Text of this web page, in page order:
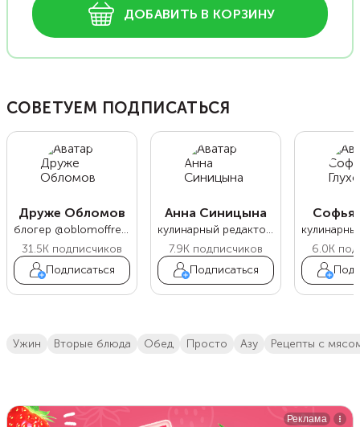
ДОБАВИТЬ В КОРЗИНУ
СОВЕТУЕМ ПОДПИСАТЬСЯ
Друже Обломов
блогер @oblomoffrecipe
31.5K подписчиков
Подписаться
Анна Синицына
кулинарный редактор Food.ru
7.9K подписчиков
Подписаться
Софья
6.0K
ужин вторые блюда обед просто азу Рецепты с